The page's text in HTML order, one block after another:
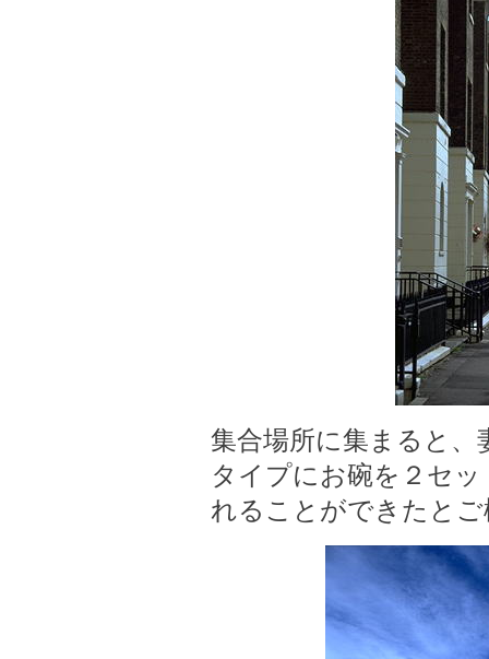
集合場所に集まると
タイプにお碗を２セ
れることができたと